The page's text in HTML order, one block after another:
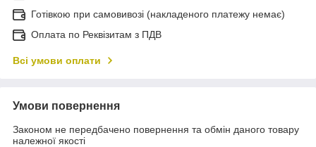
Готівкою при самовивозі (накладеного платежу немає)
Оплата по Реквізитам з ПДВ
Всі умови оплати
Умови повернення
Законом не передбачено повернення та обмін даного товару
належної якості